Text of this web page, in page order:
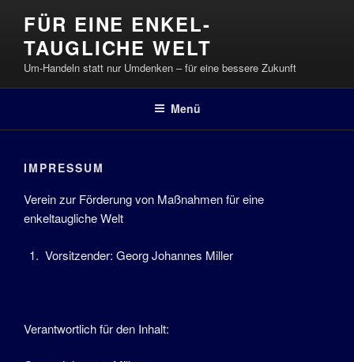
springen
FÜR EINE ENKEL-
TAUGLICHE WELT
Um-Handeln statt nur Umdenken – für eine bessere Zukunft
Menü
IMPRESSUM
Verein zur Förderung von Maßnahmen für eine
enkeltaugliche Welt
Vorsitzender: Georg Johannes Miller
Verantwortlich für den Inhalt: